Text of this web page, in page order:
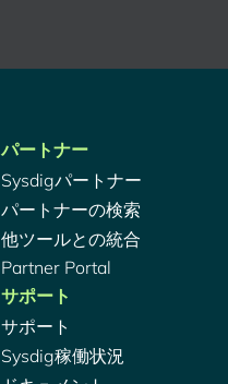
パートナー
Sysdigパートナー
パートナーの検索
他ツールとの統合
Partner Portal
サポート
サポート
Sysdig稼働状況